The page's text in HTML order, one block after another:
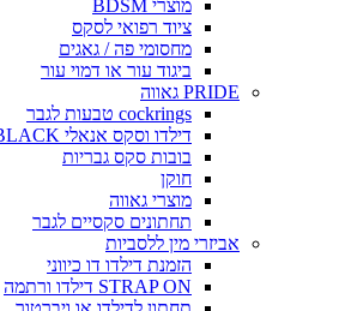
מוצרי BDSM
ציוד רפואי לסקס
מחסומי פה / גאגים
ביגוד עור או דמוי עור
PRIDE גאווה
cockrings טבעות לגבר
דילדו וסקס אנאלי ALL BLACK
בובות סקס גבריות
חוקן
מוצרי גאווה
תחתונים סקסיים לגבר
אביזרי מין ללסביות
הזמנת דילדו דו כיווני
STRAP ON דילדו ורתמה